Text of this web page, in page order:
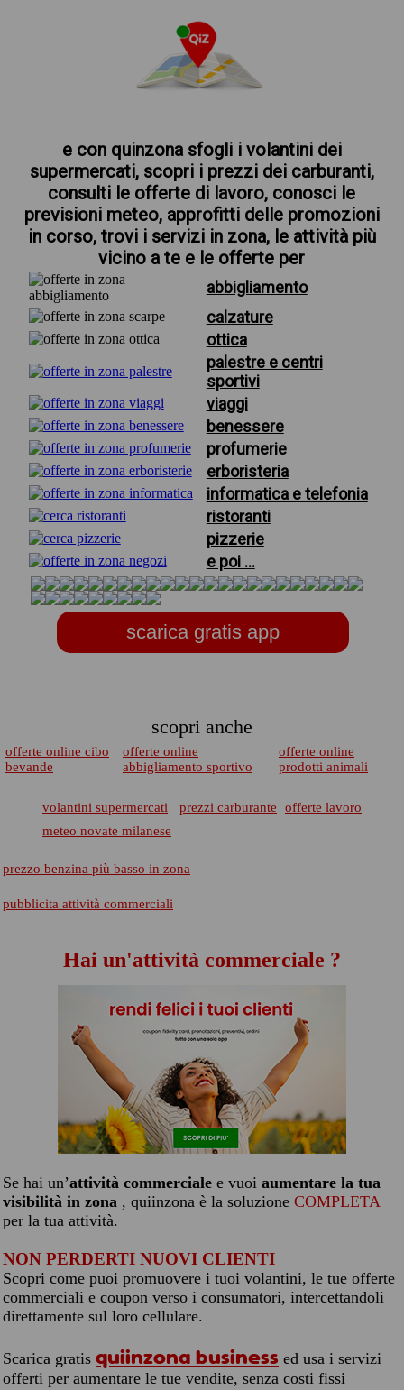
e con quinzona sfogli i volantini dei
supermercati, scopri i prezzi dei carburanti,
consulti le offerte di lavoro, conosci le
previsioni meteo, approfitti delle promozioni
in corso, trovi i servizi in zona, le attività più
vicino a te e le offerte per
abbigliamento
calzature
ottica
palestre e centri
sportivi
viaggi
benessere
profumerie
erboristeria
informatica e telefonia
ristoranti
pizzerie
e poi ...
scarica gratis app
scopri anche
offerte online cibo
bevande
offerte online
abbigliamento sportivo
offerte online
prodotti animali
volantini supermercati prezzi carburante
offerte lavoro
meteo novate milanese
prezzo benzina più basso in zona
pubblicita attività commerciali
Hai un'attività commerciale ?
Se hai un’attività commerciale e vuoi aumentare la tua
visibilità in zona , quiinzona è la soluzione COMPLETA
per la tua attività.
NON PERDERTI NUOVI CLIENTI
Scopri come puoi promuovere i tuoi volantini, le tue offerte
commerciali e coupon verso i consumatori, intercettandoli
direttamente sul loro cellulare.
Scarica gratis quiinzona business ed usa i servizi
offerti per aumentare le tue vendite, senza costi fissi